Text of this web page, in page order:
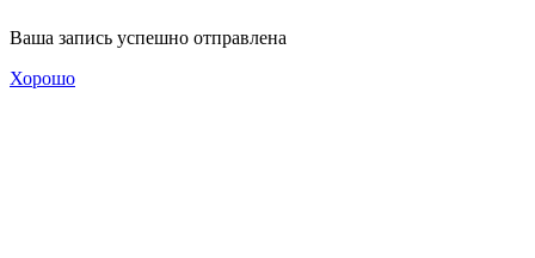
Ваша запись успешно отправлена
Хорошо